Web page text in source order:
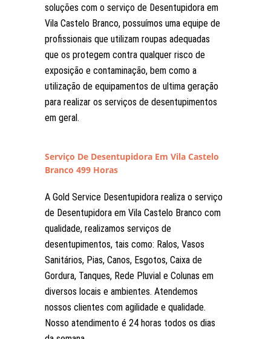
soluções com o serviço de Desentupidora em
Vila Castelo Branco, possuímos uma equipe de
profissionais que utilizam roupas adequadas
que os protegem contra qualquer risco de
exposição e contaminação, bem como a
utilização de equipamentos de ultima geração
para realizar os serviços de desentupimentos
em geral.
Serviço De Desentupidora Em Vila Castelo
Branco 499 Horas
A Gold Service Desentupidora realiza o serviço
de Desentupidora em Vila Castelo Branco com
qualidade, realizamos serviços de
desentupimentos, tais como: Ralos, Vasos
Sanitários, Pias, Canos, Esgotos, Caixa de
Gordura, Tanques, Rede Pluvial e Colunas em
diversos locais e ambientes. Atendemos
nossos clientes com agilidade e qualidade.
Nosso atendimento é 24 horas todos os dias